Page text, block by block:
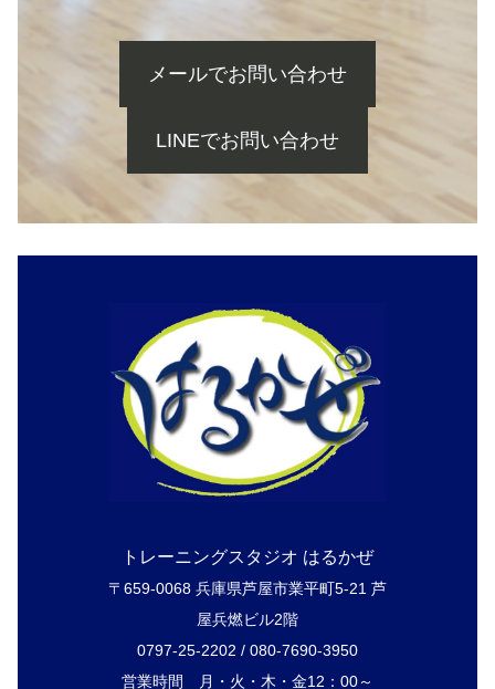
メールでお問い合わせ
LINEでお問い合わせ
トレーニングスタジオ はるかぜ
〒659-0068 兵庫県芦屋市業平町5-21 芦
屋兵燃ビル2階
0797-25-2202 / 080-7690-3950
営業時間 月・火・木・金12：00～